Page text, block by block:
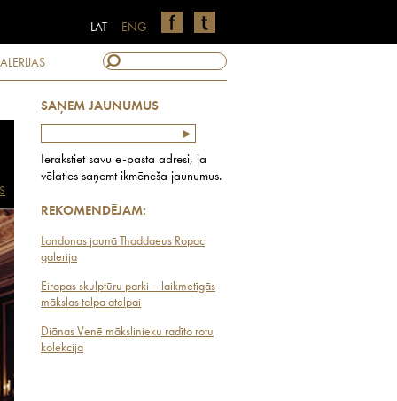
ENG
LAT
SAŅEM JAUNUMUS
Ierakstiet savu e-pasta adresi, ja
vēlaties saņemt ikmēneša jaunumus.
REKOMENDĒJAM:
Londonas jaunā Thaddaeus Ropac
galerija
Eiropas skulptūru parki – laikmetīgās
mākslas telpa atelpai
Diānas Venē mākslinieku radīto rotu
kolekcija